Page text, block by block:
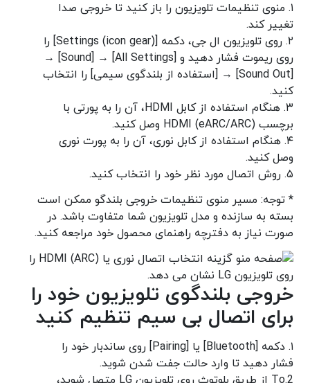
۱. منوی تنظیمات تلویزیون را باز کنید تا خروجی صدا
تغییر کند.
۲. روی تلویزیون ال جی، دکمه [Settings (icon gear)] را
روی ریموت فشار دهید و [All Settings] → [Sound] →
[Sound Out] → [استفاده از بلندگوی سیمی] را انتخاب
کنید.
۳. هنگام استفاده از کابل HDMI، آن را به پورتی با
برچسب HDMI (eARC/ARC) وصل کنید.
۴. هنگام استفاده از کابل نوری، آن را به پورت نوری
وصل کنید.
۵. روش اتصال مورد نظر خود را انتخاب کنید.
* توجه: مسیر منوی تنظیمات خروجی بلندگو ممکن است
بسته به سازنده و مدل تلویزیون شما متفاوت باشد. در
صورت نیاز به دفترچه راهنمای محصول خود مراجعه کنید.
خروجی بلندگوی تلویزیون خود را
برای اتصال بی سیم تنظیم کنید
۱. دکمه [Bluetooth] یا [Pairing] روی ساندبار خود را
فشار دهید تا وارد حالت جفت شدن شوید.
2.To از طریق بلوتوث روی تلویزیون LG متصل شوید،